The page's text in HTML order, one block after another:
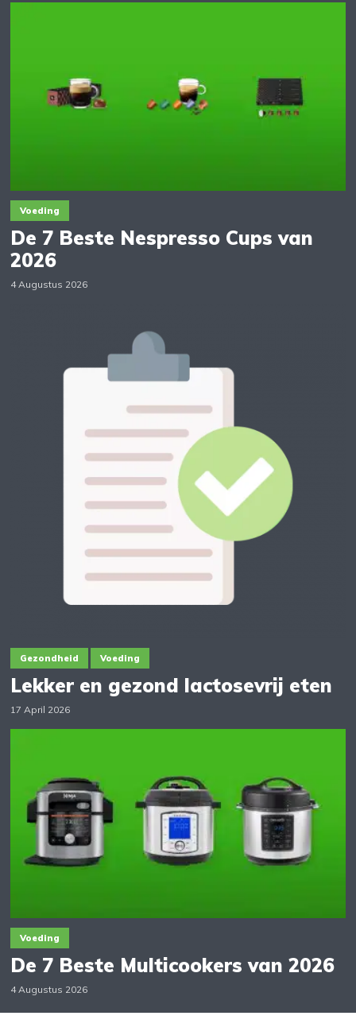
Voeding
De 7 Beste Nespresso Cups van
2026
4 Augustus 2026
Gezondheid Voeding
Lekker en gezond lactosevrij eten
17 April 2026
Voeding
De 7 Beste Multicookers van 2026
4 Augustus 2026